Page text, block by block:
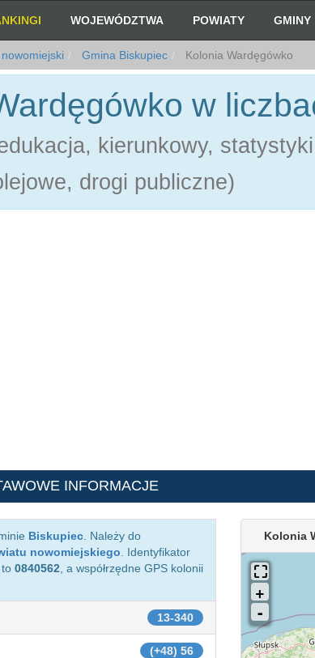
WOJEWÓDZTWA POWIATY GMINY
Gmina Biskupiec Kolonia Wardęgówko
w
kierunkowy,
drogi publiczne)
INFORMACJE
Biskupiec . Należy do
nowomiejskiego . Identyfikator
to 0840562 , a współrzędne GPS kolonii
13-340
(+48) 56
Kolonia